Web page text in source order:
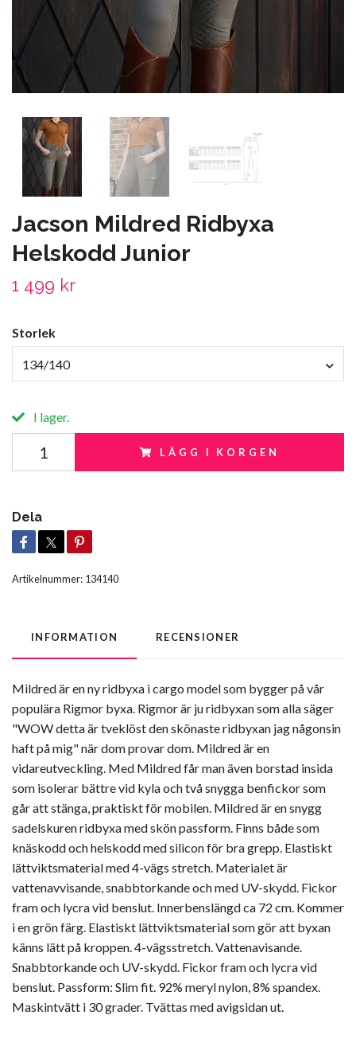
Jacson Mildred Ridbyxa
Helskodd Junior
1 499 kr
Storlek
134/140
I lager.
LÄGG I KORGEN
Dela
Artikelnummer: 134140
INFORMATION RECENSIONER
Mildred är en ny ridbyxa i cargo model som bygger på vår
populära Rigmor byxa. Rigmor är ju ridbyxan som alla säger
"WOW detta är tveklöst den skönaste ridbyxan jag någonsin
haft på mig" när dom provar dom. Mildred är en
vidareutveckling. Med Mildred får man även borstad insida
som isolerar bättre vid kyla och två snygga benfickor som
går att stänga, praktiskt för mobilen. Mildred är en snygg
sadelskuren ridbyxa med skön passform. Finns både som
knäskodd och helskodd med silicon för bra grepp. Elastiskt
lättviktsmaterial med 4-vägs stretch. Materialet är
vattenavvisande, snabbtorkande och med UV-skydd. Fickor
fram och lycra vid benslut. Innerbenslängd ca 72 cm. Kommer
i en grön färg. Elastiskt lättviktsmaterial som gör att byxan
känns lätt på kroppen. 4-vägsstretch. Vattenavisande.
Snabbtorkande och UV-skydd. Fickor fram och lycra vid
benslut. Passform: Slim fit. 92% meryl nylon, 8% spandex.
Maskintvätt i 30 grader. Tvättas med avigsidan ut.